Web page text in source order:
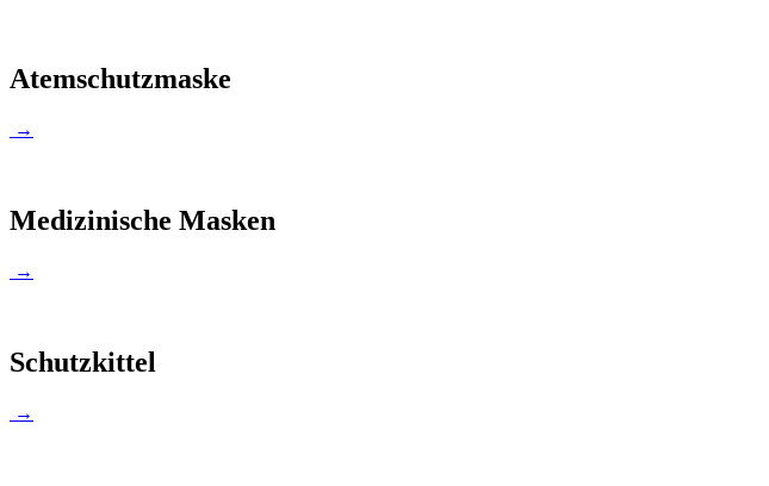
Atemschutzmaske
→
Medizinische Masken
→
Schutzkittel
→